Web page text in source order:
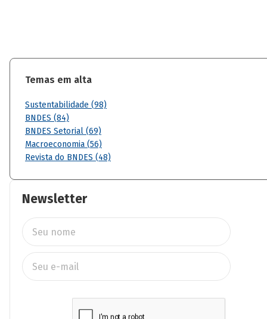
Temas em alta
Sustentabilidade (98)
BNDES (84)
BNDES Setorial (69)
Macroeconomia (56)
Revista do BNDES (48)
Newsletter